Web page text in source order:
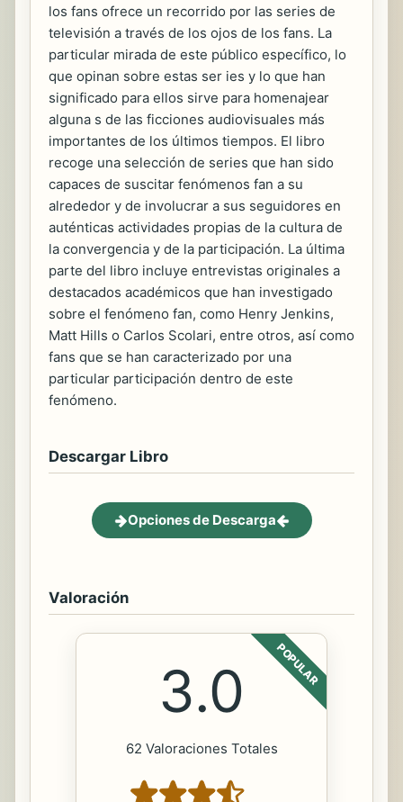
los fans ofrece un recorrido por las series de
televisión a través de los ojos de los fans. La
particular mirada de este público específico, lo
que opinan sobre estas ser ies y lo que han
significado para ellos sirve para homenajear
alguna s de las ficciones audiovisuales más
importantes de los últimos tiempos. El libro
recoge una selección de series que han sido
capaces de suscitar fenómenos fan a su
alrededor y de involucrar a sus seguidores en
auténticas actividades propias de la cultura de
la convergencia y de la participación. La última
parte del libro incluye entrevistas originales a
destacados académicos que han investigado
sobre el fenómeno fan, como Henry Jenkins,
Matt Hills o Carlos Scolari, entre otros, así como
fans que se han caracterizado por una
particular participación dentro de este
fenómeno.
Descargar Libro
Opciones de Descarga
Valoración
POPULAR
3.0
62 Valoraciones Totales